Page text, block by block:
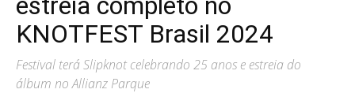
KNOTFEST Brasil 2024
Festival terá Slipknot celebrando 25 anos e estreia do
álbum no Allianz Parque